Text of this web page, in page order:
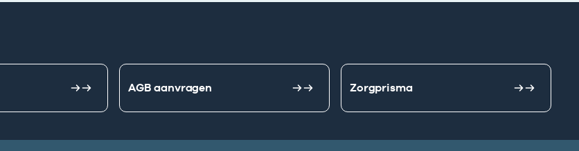
AGB aanvragen Zorgprisma